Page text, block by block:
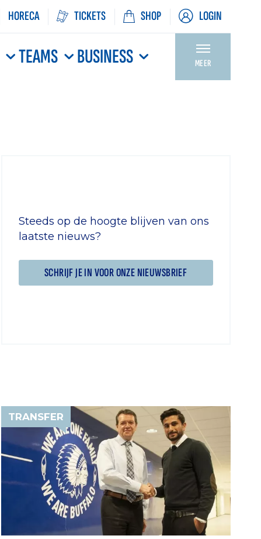
HORECA TICKETS SHOP LOGIN
TEAMS BUSINESS MEER
Steeds op de hoogte blijven van ons
laatste nieuws?
SCHRIJF JE IN VOOR ONZE NIEUWSBRIEF
TRANSFER